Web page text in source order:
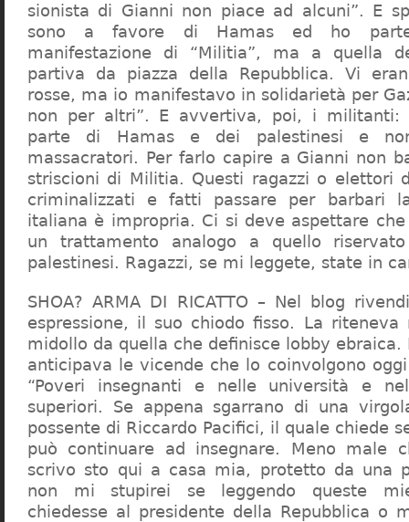
sionista di Gianni non piace ad alcuni”. E
sono a favore di Hamas ed ho
manifestazione di “Militia”, ma a quella
partiva da piazza della Repubblica. Vi
rosse, ma io manifestavo in solidarietà per
non per altri”. E avvertiva, poi, i militanti:
parte di Hamas e dei palestinesi e
massacratori. Per farlo capire a Gianni non
striscioni di Militia. Questi ragazzi o elettori
criminalizzati e fatti passare per barbari
italiana è impropria. Ci si deve aspettare
un trattamento analogo a quello
palestinesi. Ragazzi, se mi leggete, state in
SHOA? ARMA DI RICATTO – Nel blog
espressione, il suo chiodo fisso. La
midollo da quella che definisce lobby ebraica.
anticipava le vicende che lo coinvolgono
“Poveri insegnanti e nelle università e
superiori. Se appena sgarrano di una
possente di Riccardo Pacifici, il quale chiede
può continuare ad insegnare. Meno male
scrivo sto qui a casa mia, protetto da una
non mi stupirei se leggendo queste
chiedesse al presidente della Repubblica o